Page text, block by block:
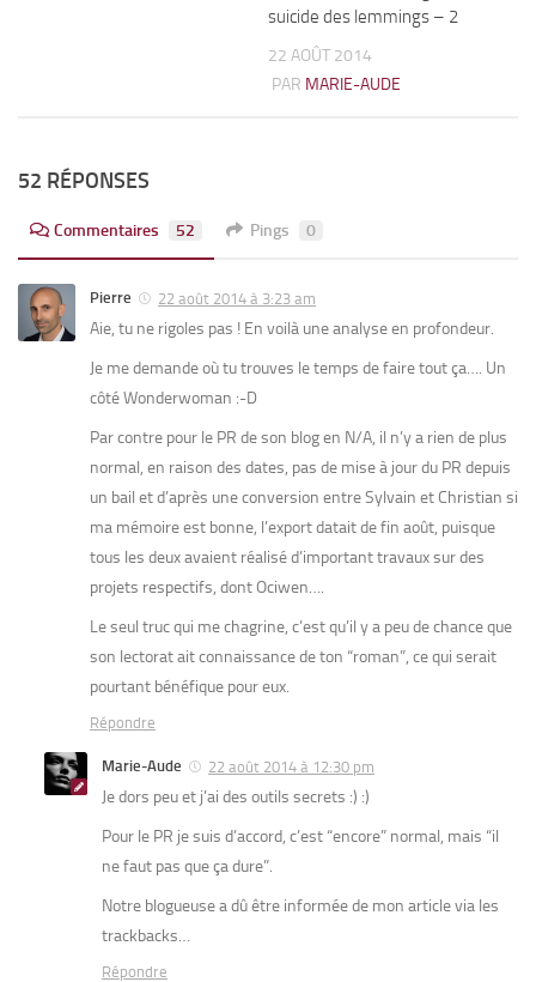
suicide des lemmings – 2
22 AOÛT 2014
PAR MARIE-AUDE
52 RÉPONSES
Commentaires 52 Pings 0
Pierre 22 août 2014 à 3:23 am
Aie, tu ne rigoles pas ! En voilà une analyse en profondeur.
Je me demande où tu trouves le temps de faire tout ça…. Un
côté Wonderwoman :-D
Par contre pour le PR de son blog en N/A, il n’y a rien de plus
normal, en raison des dates, pas de mise à jour du PR depuis
un bail et d’après une conversion entre Sylvain et Christian si
ma mémoire est bonne, l’export datait de fin août, puisque
tous les deux avaient réalisé d’important travaux sur des
projets respectifs, dont Ociwen….
Le seul truc qui me chagrine, c’est qu’il y a peu de chance que
son lectorat ait connaissance de ton “roman”, ce qui serait
pourtant bénéfique pour eux.
Répondre
Marie-Aude 22 août 2014 à 12:30 pm
Je dors peu et j’ai des outils secrets :) :)
Pour le PR je suis d’accord, c’est “encore” normal, mais “il
ne faut pas que ça dure”.
Notre blogueuse a dû être informée de mon article via les
trackbacks…
Répondre